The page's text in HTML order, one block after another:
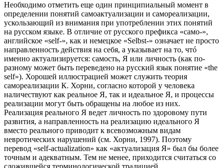
Необходимо отметить еще один принципиальный момент в
определении понятий самоактуализации и самореализации,
ускользающий из внимания при употреблении этих понятий
на русском языке. В отличие от русского префикса «само-»,
английское «self-», как и немецкое «Selbst-» означает не просто
направленность действия на себя, а указывает на то, чтó
именно актуализируется: самость, Я или личность (как по-
разному может быть переведено на русский язык понятие «the
self»). Хорошей иллюстрацией может служить теория
самореализации К. Хорни, согласно которой у человека
наличествуют как реальное Я, так и идеальное Я, и процессы
реализации могут быть обращены на любое из них.
Реализация реального Я ведет личность по здоровому пути
развития, а направленность на реализацию идеального Я
вместо реального приводит к всевозможным видам
невротических нарушений (см. Хорни, 1997). Поэтому
перевод «self-actualization» как «актуализация Я» был бы более
точным и адекватным. Тем не менее, приходится считаться со